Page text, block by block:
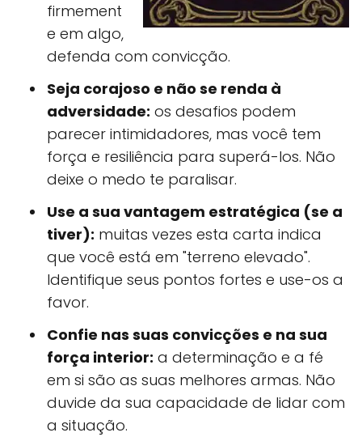
firmement
e em algo,
defenda com convicção.
Seja corajoso e não se renda à
adversidade: os desafios podem
parecer intimidadores, mas você tem
força e resiliência para superá-los. Não
deixe o medo te paralisar.
Use a sua vantagem estratégica (se a
tiver): muitas vezes esta carta indica
que você está em "terreno elevado".
Identifique seus pontos fortes e use-os a
favor.
Confie nas suas convicções e na sua
força interior: a determinação e a fé
em si são as suas melhores armas. Não
duvide da sua capacidade de lidar com
a situação.